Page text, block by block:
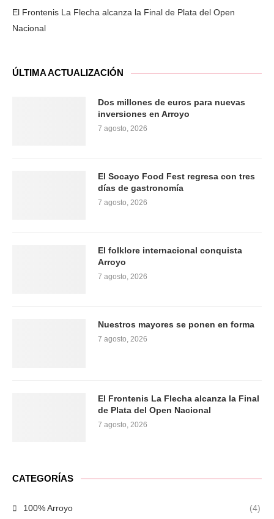
El Frontenis La Flecha alcanza la Final de Plata del Open
Nacional
ÚLTIMA ACTUALIZACIÓN
Dos millones de euros para nuevas
inversiones en Arroyo
7 agosto, 2026
El Socayo Food Fest regresa con tres
días de gastronomía
7 agosto, 2026
El folklore internacional conquista
Arroyo
7 agosto, 2026
Nuestros mayores se ponen en forma
7 agosto, 2026
El Frontenis La Flecha alcanza la Final
de Plata del Open Nacional
7 agosto, 2026
CATEGORÍAS
100% Arroyo (4)